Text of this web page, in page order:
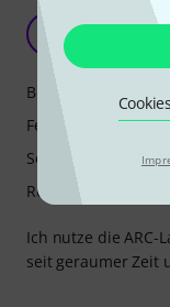
Schönes
Ich nutze die
seit geraumer Zeit
Bedienung
Features
Sound/Qualität
Rechner Auslastung